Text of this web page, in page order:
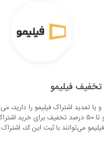
یا تمدید اشتراک فیلیمو را دارید،
تا 50 درصد تخفیف برای خرید
می‌توانند با ثبت این کد، اشتراک یک